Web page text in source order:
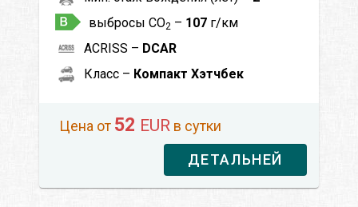
выбросы CO2 – 107 г/км
ACRISS – DCAR
Класс – Компакт Хэтчбек
Цена от 52 EUR в сутки
ДЕТАЛЬНЕЙ